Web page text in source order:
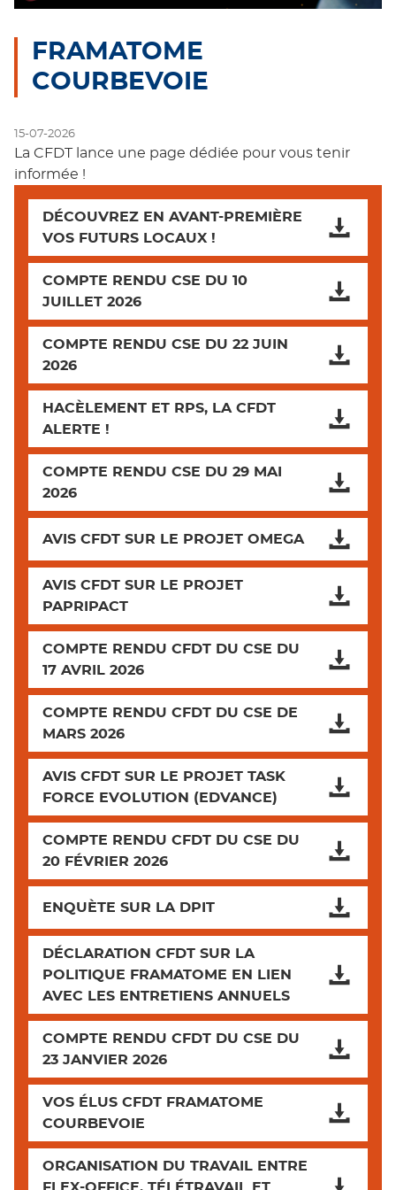
FRAMATOME
COURBEVOIE
15-07-2026
La CFDT lance une page dédiée pour vous tenir
informée !
DÉCOUVREZ EN AVANT-PREMIÈRE
VOS FUTURS LOCAUX !
COMPTE RENDU CSE DU 10
JUILLET 2026
COMPTE RENDU CSE DU 22 JUIN
2026
HACÈLEMENT ET RPS, LA CFDT
ALERTE !
COMPTE RENDU CSE DU 29 MAI
2026
AVIS CFDT SUR LE PROJET OMEGA
AVIS CFDT SUR LE PROJET
PAPRIPACT
COMPTE RENDU CFDT DU CSE DU
17 AVRIL 2026
COMPTE RENDU CFDT DU CSE DE
MARS 2026
AVIS CFDT SUR LE PROJET TASK
FORCE EVOLUTION (EDVANCE)
COMPTE RENDU CFDT DU CSE DU
20 FÉVRIER 2026
ENQUÈTE SUR LA DPIT
DÉCLARATION CFDT SUR LA
POLITIQUE FRAMATOME EN LIEN
AVEC LES ENTRETIENS ANNUELS
COMPTE RENDU CFDT DU CSE DU
23 JANVIER 2026
VOS ÉLUS CFDT FRAMATOME
COURBEVOIE
ORGANISATION DU TRAVAIL ENTRE